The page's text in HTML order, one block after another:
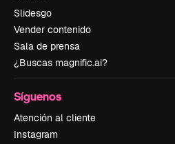
Slidesgo
Vender contenido
Sala de prensa
¿Buscas magnific.ai?
Síguenos
Atención al cliente
Instagram